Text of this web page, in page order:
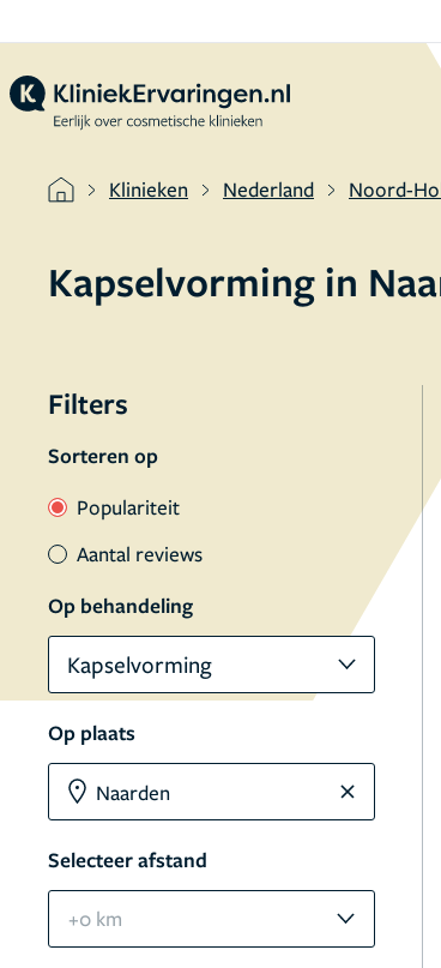
Klinieken Nederland Noord-
Kapselvorming in
Filters
Sorteren op
Populariteit
Aantal reviews
Op behandeling
Kapselvorming
Op plaats
Selecteer afstand
+0 km